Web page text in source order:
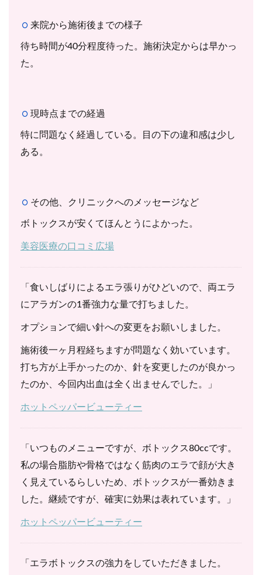
来院から施術後までの様子
待ち時間が40分程度待った。施術決定からは早かっ
た。
現時点までの経過
特に問題なく経過している。目の下の違和感は少し
ある。
その他、クリニックへのメッセージなど
ボトックスが安くてほんとうによかった。
美容医療の口コミ広場
「食いしばりによるエラ張りがひどいので、両エラ
にアラガンの1番強力な量で打ちました。
オプションで細い針への変更をお願いしました。
施術後一ヶ月程経ちますが問題なく効いています。
打ち方が上手かったのか、針を変更したのが良かっ
たのか、今回内出血は全く出ませんでした。」
ホットペッパービューティー
「いつものメニューですが、ボトックス80ccです。
私の場合脂肪や骨格ではなく筋肉のエラで顔が大き
く見えているらしいため、ボトックスが一番効きま
した。継続ですが、確実に効果は表れています。」
ホットペッパービューティー
「エラボトックスの強力をしていただきました。